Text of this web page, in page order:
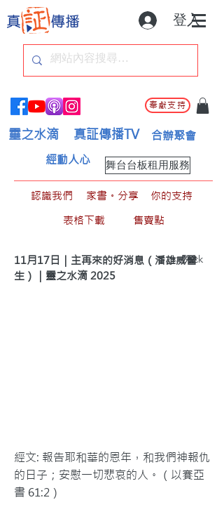
登入
奉獻支持
靈之水滴 真証傳播TV 合辦聚會
舞台台板租用服務
經動人心
認識我們 家書。分享
你的支持
表格下載
售賣點
11月17日｜主再來的好消息（潘雄威醫
生）｜靈之水滴 2025
< Back
經文: 報告耶和華的恩年，和我們神報仇
的日子；安慰一切悲哀的人。（以賽亞
書 61:2）